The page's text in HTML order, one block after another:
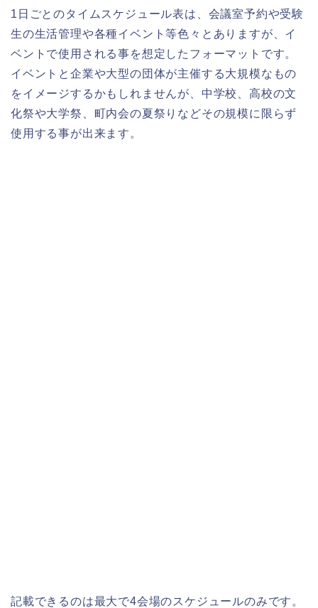
1日ごとのタイムスケジュール表は、会議室予約や受験
生の生活管理や各種イベント等色々とありますが、イ
ベントで使用される事を想定したフォーマットです。
イベントと企業や大型の団体が主催する大規模なもの
をイメージするかもしれませんが、中学校、高校の文
化祭や大学祭、町内会の夏祭りなどその規模に限らず
使用する事が出来ます。
記載できるのは最大で4会場のスケジュールのみです。